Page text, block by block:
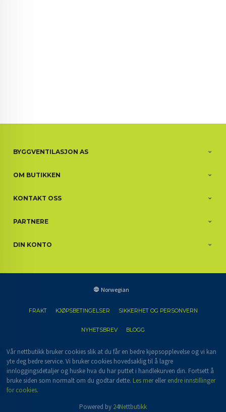
BYGGVENTILASJON AS
OM BUTIKKEN
KONTAKT OSS
PARTNERE
DIN KONTO
Norwegian
FRAKT KJØPSBETINGELSER SIKKERHET OG PERSONVERN
NYHETSBREV BLOGG
Vår nettbutikk bruker cookies slik at du får en bedre kjøpsopplevelse og vi kan
yte deg bedre service. Vi bruker cookies hovedsaklig til å lagre
innloggingsdetaljer og huske hva du har puttet i handlekurven din. Fortsett å
bruke siden som normalt om du godtar dette. Les merellerendre innstillinger
for cookies.
Powered by 24Nettbutikk